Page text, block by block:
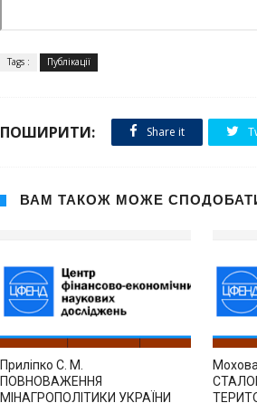
Tags : Публікації
ПОШИРИТИ: Share it
ВАМ ТАКОЖ МОЖЕ
Приліпко С. М.
ПОВНОВАЖЕННЯ
МІНАГРОПОЛІТИКИ УКРАЇНИ